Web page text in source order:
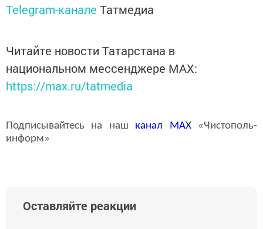
Telegram-канале Татмедиа
Читайте новости Татарстана в
национальном мессенджере MАХ:
https://max.ru/tatmedia
Подписывайтесь на наш канал MAX«Чистополь-
информ»
Оставляйте реакции